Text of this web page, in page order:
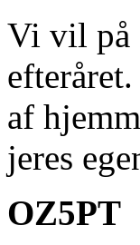
Vi vil på
af
jeres
OZ5PT